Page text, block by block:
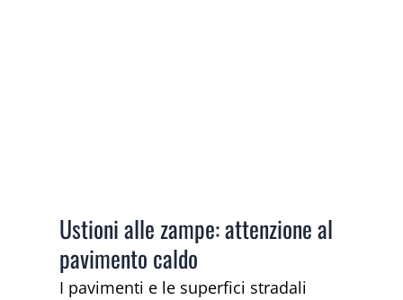
Ustioni alle zampe: attenzione al
pavimento caldo
I pavimenti e le superfici stradali